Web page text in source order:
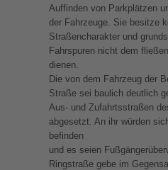
Auffinden von Parkplätzen
der Fahrzeuge. Sie besitze
Straßencharakter und
Fahrspuren nicht dem
dienen.
Die von dem Fahrzeug der
Straße sei baulich deutlich
Aus- und Zufahrtsstraßen
abgesetzt. An ihr würden
befinden
und es seien
Ringstraße gebe im